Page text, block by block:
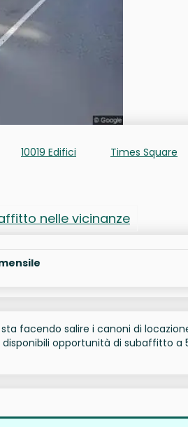
10019 Edifici Times Square
nelle vicinanze
facendo salire i canoni di
opportunità di subaffitto a